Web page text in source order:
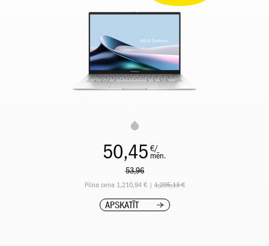
50,45 €/
mēn.
53,96
Pilna cena 1,210,94 € |1,295,13 €
APSKATĪT